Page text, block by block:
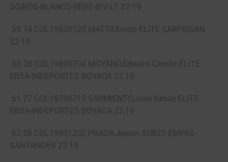
SGIROS-BLANCO-REDE-IDV-LT 22:19
59 74 COL19820120 MATTA,Emiro ELITE CARFRISAN
22:19
60 28 COL19890704 MOYANO,Edward Camilo ELITE
EBSA-INDEPORTES BOYACA 22:19
61 27 COL19730715 SARMIENTO,Jose Ismae ELITE
EBSA-INDEPORTES BOYACA 22:19
62 58 COL19931202 PRADA,Jeison SUB23 EMPAS-
SANTANDER 22:19